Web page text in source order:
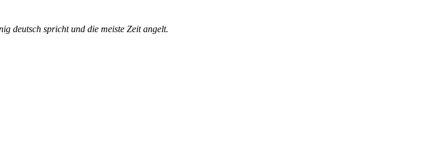
deutsch spricht und die meiste Zeit angelt.